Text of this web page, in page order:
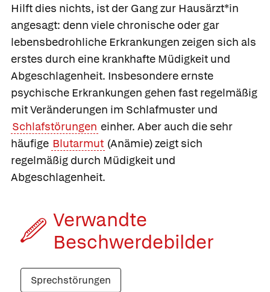
Hilft dies nichts, ist der Gang zur Hausärzt*in
angesagt: denn viele chronische oder gar
lebensbedrohliche Erkrankungen zeigen sich als
erstes durch eine krankhafte Müdigkeit und
Abgeschlagenheit. Insbesondere ernste
psychische Erkrankungen gehen fast regelmäßig
mit Veränderungen im Schlafmuster und
Schlafstörungen einher. Aber auch die sehr
häufige Blutarmut (Anämie) zeigt sich
regelmäßig durch Müdigkeit und
Abgeschlagenheit.
Verwandte
Beschwerde­bilder
Sprechstörungen